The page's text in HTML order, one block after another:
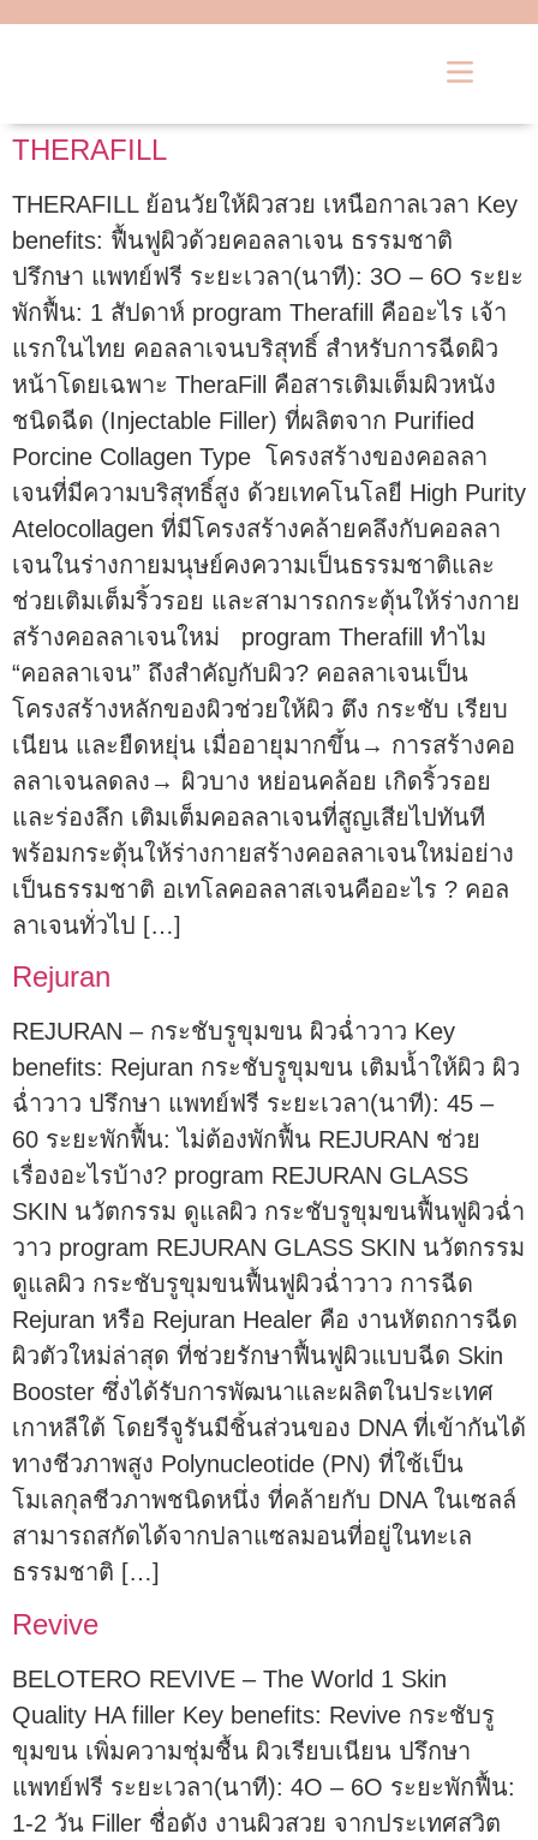
THERAFILL
THERAFILL ย้อนวัยให้ผิวสวย เหนือกาลเวลา Key
benefits: ฟื้นฟูผิวด้วยคอลลาเจน ธรรมชาติ
ปรึกษา แพทย์ฟรี ระยะเวลา(นาที): 3O – 6O ระยะ
พักฟื้น: 1 สัปดาห์ program Therafill คืออะไร เจ้า
แรกในไทย คอลลาเจนบริสุทธิ์ สำหรับการฉีดผิว
หน้าโดยเฉพาะ TheraFill คือสารเติมเต็มผิวหนัง
ชนิดฉีด (Injectable Filler) ที่ผลิตจาก Purified
Porcine Collagen Type โครงสร้างของคอลลา
เจนที่มีความบริสุทธิ์สูง ด้วยเทคโนโลยี High Purity
Atelocollagen ที่มีโครงสร้างคล้ายคลึงกับคอลลา
เจนในร่างกายมนุษย์คงความเป็นธรรมชาติและ
ช่วยเติมเต็มริ้วรอย และสามารถกระตุ้นให้ร่างกาย
สร้างคอลลาเจนใหม่ program Therafill ทำไม
“คอลลาเจน” ถึงสำคัญกับผิว? คอลลาเจนเป็น
โครงสร้างหลักของผิวช่วยให้ผิว ตึง กระชับ เรียบ
เนียน และยืดหยุ่น เมื่ออายุมากขึ้น→ การสร้างคอ
ลลาเจนลดลง→ ผิวบาง หย่อนคล้อย เกิดริ้วรอย
และร่องลึก เติมเต็มคอลลาเจนที่สูญเสียไปทันที
พร้อมกระตุ้นให้ร่างกายสร้างคอลลาเจนใหม่อย่าง
เป็นธรรมชาติ อเทโลคอลลาสเจนคืออะไร ? คอล
ลาเจนทั่วไป […]
Rejuran
REJURAN – กระชับรูขุมขน ผิวฉ่ำวาว Key
benefits: Rejuran กระชับรูขุมขน เติมน้ำให้ผิว ผิว
ฉ่ำวาว ปรึกษา แพทย์ฟรี ระยะเวลา(นาที): 45 –
60 ระยะพักฟื้น: ไม่ต้องพักฟื้น REJURAN ช่วย
เรื่องอะไรบ้าง? program REJURAN GLASS
SKIN นวัตกรรม ดูแลผิว กระชับรูขุมขนฟื้นฟูผิวฉ่ำ
วาว program REJURAN GLASS SKIN นวัตกรรม
ดูแลผิว กระชับรูขุมขนฟื้นฟูผิวฉ่ำวาว การฉีด
Rejuran หรือ Rejuran Healer คือ งานหัตถการฉีด
ผิวตัวใหม่ล่าสุด ที่ช่วยรักษาฟื้นฟูผิวแบบฉีด Skin
Booster ซึ่งได้รับการพัฒนาและผลิตในประเทศ
เกาหลีใต้ โดยรีจูรันมีชิ้นส่วนของ DNA ที่เข้ากันได้
ทางชีวภาพสูง Polynucleotide (PN) ที่ใช้เป็น
โมเลกุลชีวภาพชนิดหนึ่ง ที่คล้ายกับ DNA ในเซลล์
สามารถสกัดได้จากปลาแซลมอนที่อยู่ในทะเล
ธรรมชาติ […]
Revive
BELOTERO REVIVE – The World 1 Skin
Quality HA filler Key benefits: Revive กระชับรู
ขุมขน เพิ่มความชุ่มชื้น ผิวเรียบเนียน ปรึกษา
แพทย์ฟรี ระยะเวลา(นาที): 4O – 6O ระยะพักฟื้น:
1-2 วัน Filler ชื่อดัง งานผิวสวย จากประเทศสวิต